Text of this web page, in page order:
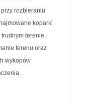
rozbieraniu
koparki
terenie.
terenu oraz
wykopów